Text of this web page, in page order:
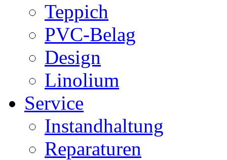
Teppich
PVC-Belag
Design
Linolium
Service
Instandhaltung
Reparaturen